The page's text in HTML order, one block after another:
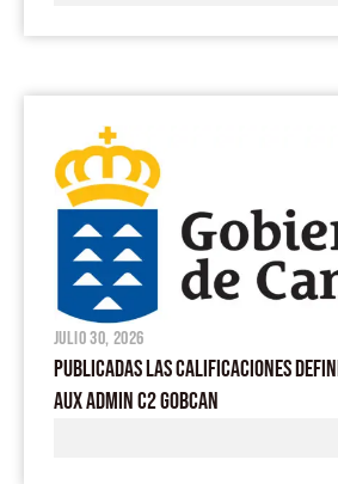
julio 30, 2026
PUBLICADAS LAS CALIFICACIONES
AUX ADMIN C2 GOBCAN